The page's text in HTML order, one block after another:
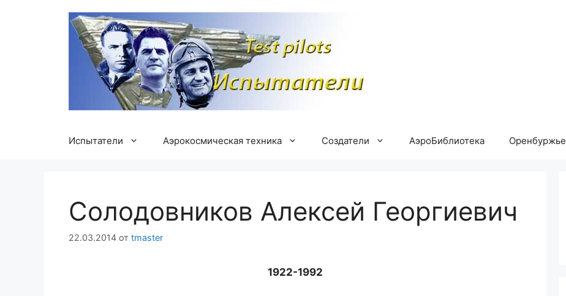
Испытатели Аэрокосмическая техника Создатели АэроБиблиотека Оренбуржье
Солодовников Алексей Георгиевич
22.03.2014 от tmaster
1922-1992